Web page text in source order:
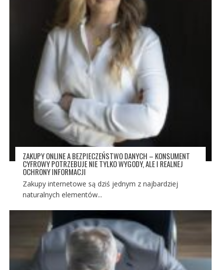
ZAKUPY ONLINE A BEZPIECZEŃSTWO DANYCH – KONSUMENT
CYFROWY POTRZEBUJE NIE TYLKO WYGODY, ALE I REALNEJ
OCHRONY INFORMACJI
Zakupy internetowe są dziś jednym z najbardziej
naturalnych elementów...